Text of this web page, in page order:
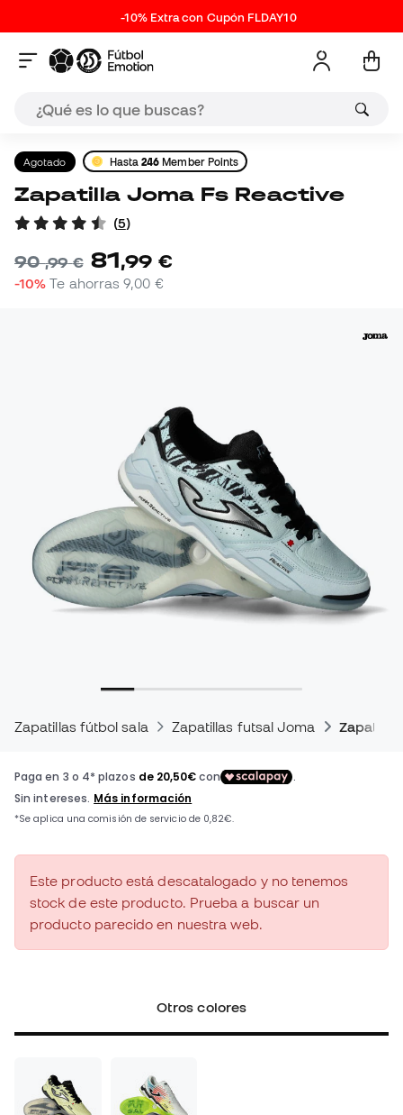
-10% Extra con Cupón FLDAY10
Agotado Hasta246 Member Points
Zapatilla Joma Fs Reactive
(5)
90,99 € 81,99 €
-10% Te ahorras9,00 €
Zapatillas fútbol sala Zapatillas futsal Joma
Este producto está descatalogado y no tenemos
stock de este producto. Prueba a buscar un
producto parecido en nuestra web.
Otros colores